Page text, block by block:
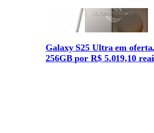
Galaxy S25 Ultra em oferta,
256GB por R$ 5.019,10